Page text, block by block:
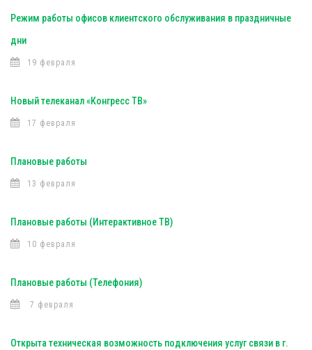
Режим работы офисов клиентского обслуживания в праздничные
дни
19 февраля
Новый телеканал «Конгресс ТВ»
17 февраля
Плановые работы
13 февраля
Плановые работы (Интерактивное ТВ)
10 февраля
Плановые работы (Телефония)
7 февраля
Открыта техническая возможность подключения услуг связи в г.